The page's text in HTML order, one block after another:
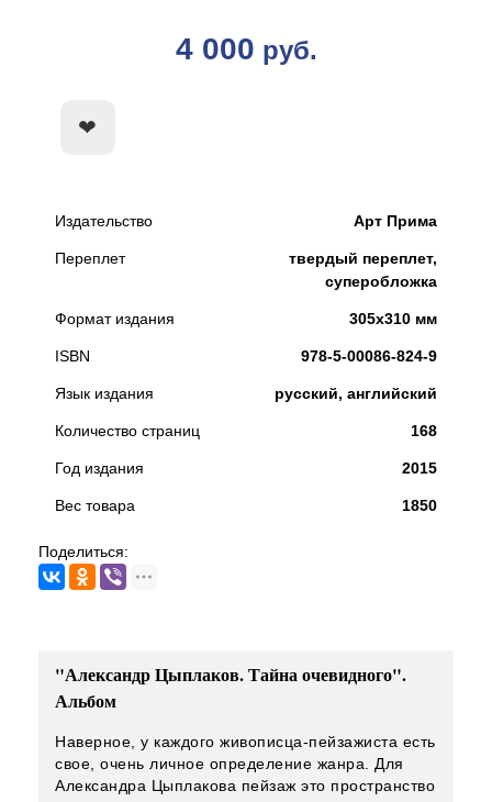
4 000 руб.
Издательство Арт Прима
Переплет
твердый переплет,
суперобложка
Формат издания 305x310 мм
ISBN 978-5-00086-824-9
Язык издания русский, английский
Количество страниц 168
Год издания 2015
Вес товара 1850
Поделиться:
"Александр Цыплаков. Тайна очевидного".
Альбом
Наверное, у каждого живописца-пейзажиста есть
свое, очень личное определение жанра. Для
Александра Цыплакова пейзаж это пространство